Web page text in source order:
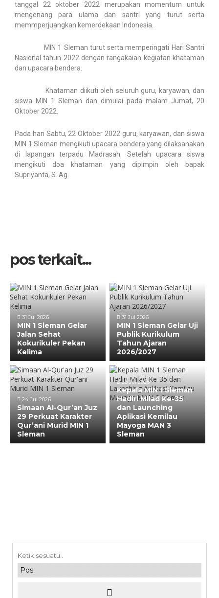
tanggal 22 oktober 2022 merupakan momentum untuk
mengenang para ulama dan santri yang turut serta
memmperjuangkan kemerdekaan Indonesia.
MIN 1 Sleman turut serta memperingati Hari Santri
Nasional tahun 2022 dengan rangakaian kegiatan khataman
dan upacara bendera.
Khataman diikuti oleh seluruh guru, karyawan, dan
siswa MIN 1 Sleman dan dimulai pada malam Jumat, 20
Oktober 2022.
Pada hari Sabtu, 22 Oktober 2022 guru, karyawan, dan siswa
MIN 1 Sleman mengikuti upacara bendera yang dilaksanakan
di lapangan terpadu Madrasah. Setelah upacara siswa
mengikuti doa khataman yang dipimpin oleh bapak
Supriyanta, S. Ag.
pos terkait...
31 Jul 2026
MIN 1 Sleman Gelar
Jalan Sehat
Kokurikuler Pekan
Kelima
31 Jul 2026
MIN 1 Sleman Gelar Uji
Publik Kurikulum
Tahun Ajaran
2026/2027
24 Jul 2026
Simaan Al-Qur’an Juz
29 Perkuat Karakter
Qur’ani Murid MIN 1
Sleman
23 Jul 2026
Kepala MIN 1 Sleman
Hadiri Milad Ke-35
dan Launching
Aplikasi Kemilau
Mayoga MAN 3
Sleman